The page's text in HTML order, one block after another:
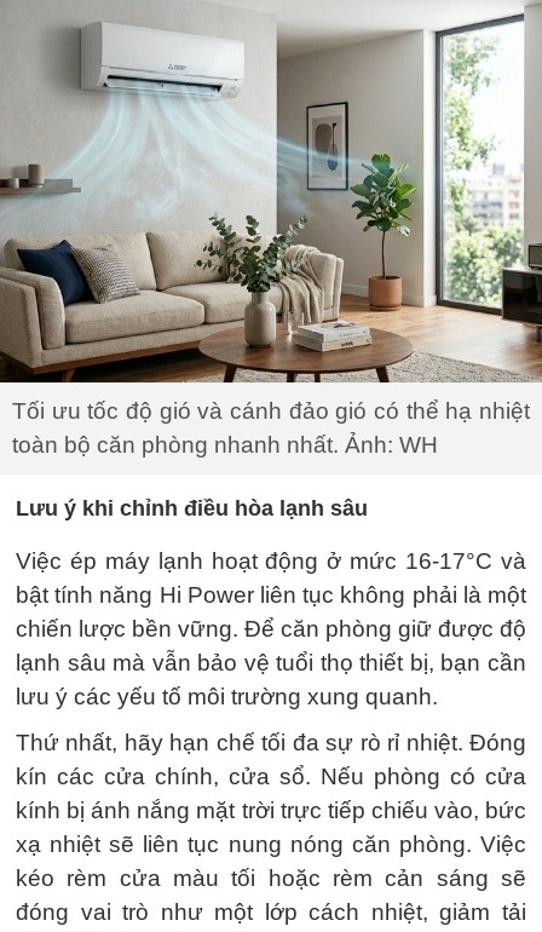
Tối ưu tốc độ gió và cánh đảo gió có thể hạ nhiệt
toàn bộ căn phòng nhanh nhất. Ảnh: WH
Lưu ý khi chỉnh điều hòa lạnh sâu
Việc ép máy lạnh hoạt động ở mức 16-17°C và
bật tính năng Hi Power liên tục không phải là một
chiến lược bền vững. Để căn phòng giữ được độ
lạnh sâu mà vẫn bảo vệ tuổi thọ thiết bị, bạn cần
lưu ý các yếu tố môi trường xung quanh.
Thứ nhất, hãy hạn chế tối đa sự rò rỉ nhiệt. Đóng
kín các cửa chính, cửa sổ. Nếu phòng có cửa
kính bị ánh nắng mặt trời trực tiếp chiếu vào, bức
xạ nhiệt sẽ liên tục nung nóng căn phòng. Việc
kéo rèm cửa màu tối hoặc rèm cản sáng sẽ
đóng vai trò như một lớp cách nhiệt, giảm tải